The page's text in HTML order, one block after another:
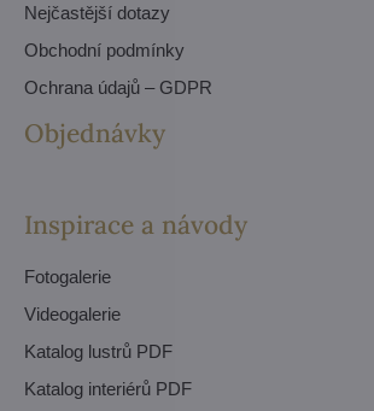
Nejčastější dotazy
Obchodní podmínky
Ochrana údajů – GDPR
Objednávky
Inspirace a návody
Fotogalerie
Videogalerie
Katalog lustrů PDF
Katalog interiérů PDF